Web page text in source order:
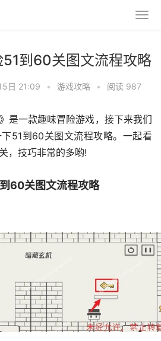
到60关图文流程攻略
日 21:09 • 游戏攻略 • 阅读 987
是一款趣味冒险游戏，接下来我们
51到60关图文流程攻略。一起看
，技巧非常的多哟!
60关图文流程攻略